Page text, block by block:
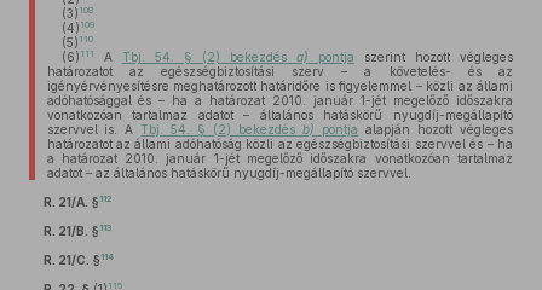
(3) 108
(4) 109
(5) 110
(6) 111 A Tbj. 54. § (2) bekezdés a) pontja szerint hozott végleges
határozatot az egészségbiztosítási szerv – a követelés- és az
igényérvényesítésre meghatározott határidőre is figyelemmel – közli az állami
adóhatósággal és – ha a határozat 2010. január 1-jét megelőző időszakra
vonatkozóan tartalmaz adatot – általános hatáskörű nyugdíj-megállapító
szervvel is. A Tbj. 54. § (2) bekezdésb) pontja alapján hozott végleges
határozatot az állami adóhatóság közli az egészségbiztosítási szervvel és – ha
a határozat 2010. január 1-jét megelőző időszakra vonatkozóan tartalmaz
adatot – az általános hatáskörű nyugdíj-megállapító szervvel.
R. 21/A. § 112
R. 21/B. § 113
R. 21/C. § 114
115